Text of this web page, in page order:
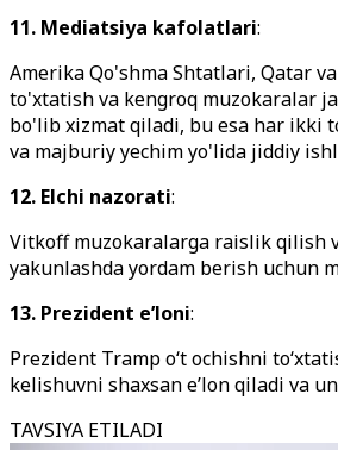
11. Mediatsiya kafolatlari:
Amerika Qo'shma Shtatlari, Qatar
to'xtatish va kengroq muzokaralar
bo'lib xizmat qiladi, bu esa har ikki
va majburiy yechim yo'lida jiddiy
12. Elchi nazorati:
Vitkoff muzokaralarga raislik qilish
yakunlashda yordam berish uchun
13. Prezident e’loni:
Prezident Tramp oʻt ochishni
kelishuvni shaxsan eʼlon qiladi va
TAVSIYA ETILADI